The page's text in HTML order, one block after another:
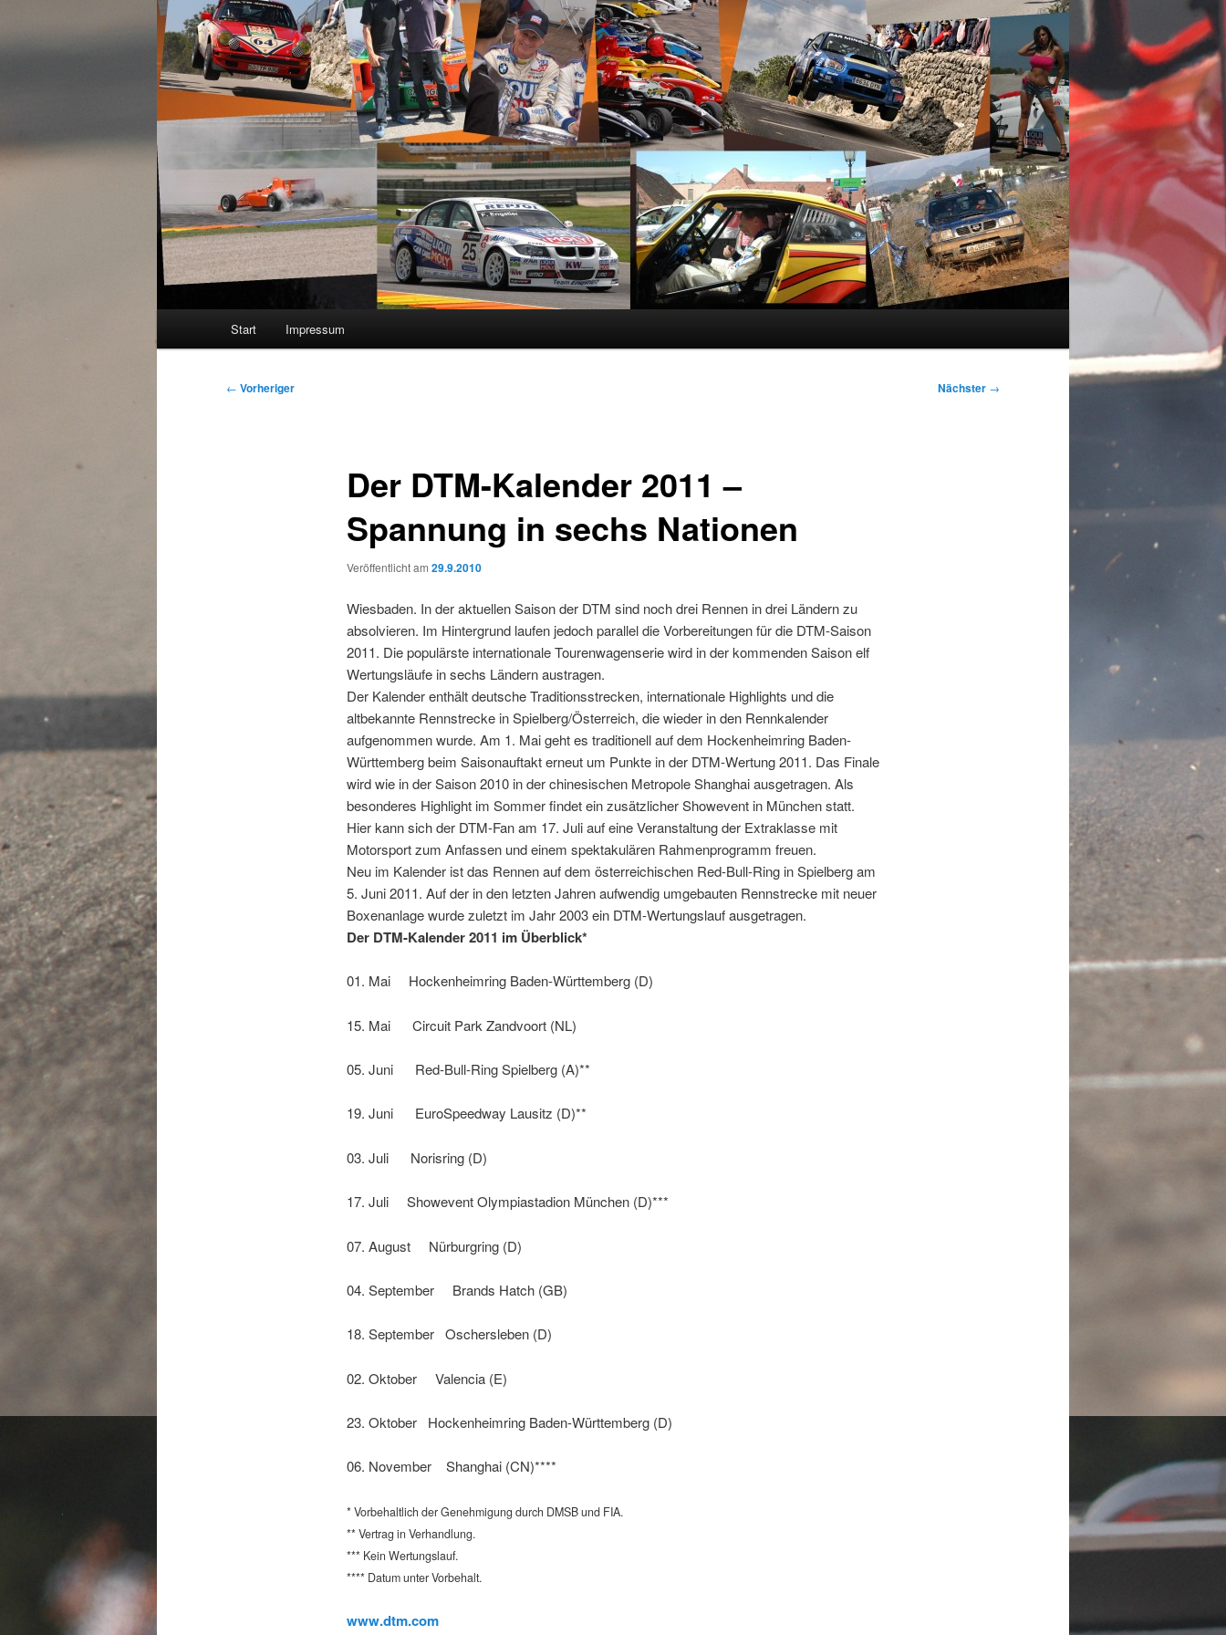
Start Impressum
Beitragsnavigation
← Vorheriger Nächster →
Der DTM-Kalender 2011 –
Spannung in sechs Nationen
Veröffentlicht am 29.9.2010
Wiesbaden. In der aktuellen Saison der DTM sind noch drei Rennen in drei Ländern zu
absolvieren. Im Hintergrund laufen jedoch parallel die Vorbereitungen für die DTM-Saison
2011. Die populärste internationale Tourenwagenserie wird in der kommenden Saison elf
Wertungsläufe in sechs Ländern austragen.
Der Kalender enthält deutsche Traditionsstrecken, internationale Highlights und die
altbekannte Rennstrecke in Spielberg/Österreich, die wieder in den Rennkalender
aufgenommen wurde. Am 1. Mai geht es traditionell auf dem Hockenheimring Baden-
Württemberg beim Saisonauftakt erneut um Punkte in der DTM-Wertung 2011. Das Finale
wird wie in der Saison 2010 in der chinesischen Metropole Shanghai ausgetragen. Als
besonderes Highlight im Sommer findet ein zusätzlicher Showevent in München statt.
Hier kann sich der DTM-Fan am 17. Juli auf eine Veranstaltung der Extraklasse mit
Motorsport zum Anfassen und einem spektakulären Rahmenprogramm freuen.
Neu im Kalender ist das Rennen auf dem österreichischen Red-Bull-Ring in Spielberg am
5. Juni 2011. Auf der in den letzten Jahren aufwendig umgebauten Rennstrecke mit neuer
Boxenanlage wurde zuletzt im Jahr 2003 ein DTM-Wertungslauf ausgetragen.
Der DTM-Kalender 2011 im Überblick*
01. Mai Hockenheimring Baden-Württemberg (D)
15. Mai Circuit Park Zandvoort (NL)
05. Juni Red-Bull-Ring Spielberg (A)**
19. Juni EuroSpeedway Lausitz (D)**
03. Juli Norisring (D)
17. Juli Showevent Olympiastadion München (D)***
07. August Nürburgring (D)
04. September Brands Hatch (GB)
18. September Oschersleben (D)
02. Oktober Valencia (E)
23. Oktober Hockenheimring Baden-Württemberg (D)
06. November Shanghai (CN)****
* Vorbehaltlich der Genehmigung durch DMSB und FIA.
** Vertrag in Verhandlung.
*** Kein Wertungslauf.
**** Datum unter Vorbehalt.
www.dtm.com